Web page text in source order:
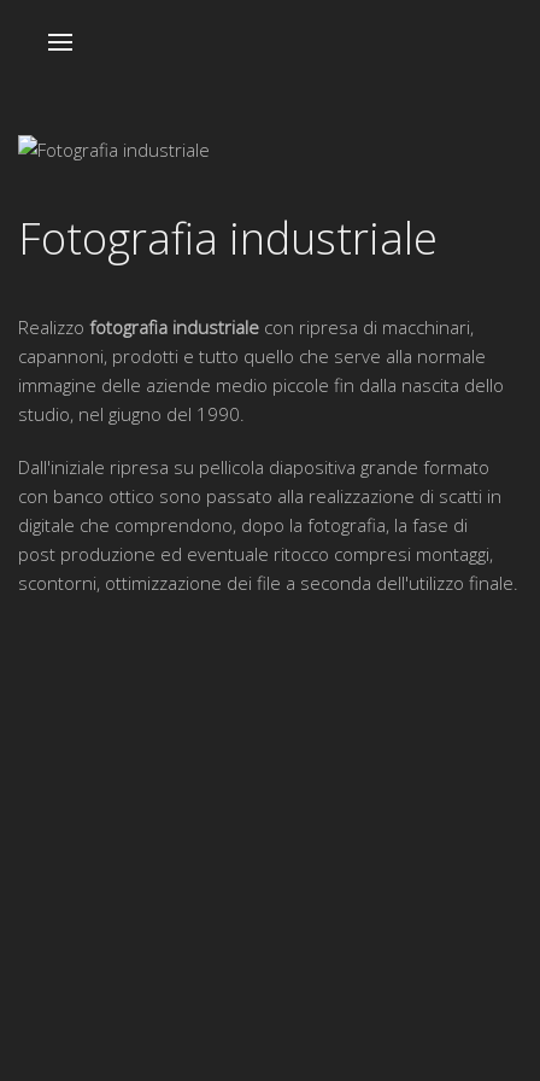
Fotografia industriale
Realizzo fotografia industriale con ripresa di macchinari,
capannoni, prodotti e tutto quello che serve alla normale
immagine delle aziende medio piccole fin dalla nascita dello
studio, nel giugno del 1990.
Dall'iniziale ripresa su pellicola diapositiva grande formato
con banco ottico sono passato alla realizzazione di scatti in
digitale che comprendono, dopo la fotografia, la fase di
post produzione ed eventuale ritocco compresi montaggi,
scontorni, ottimizzazione dei file a seconda dell'utilizzo finale.